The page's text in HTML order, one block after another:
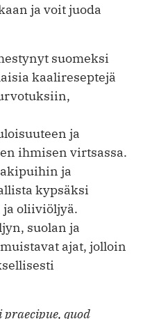
ja voit juoda
suomeksi
kaalireseptejä
ja
ihmisen virtsassa.
ja
kypsäksi
ja oliiviöljyä.
suolan ja
ajat, jolloin
praecipue, quod